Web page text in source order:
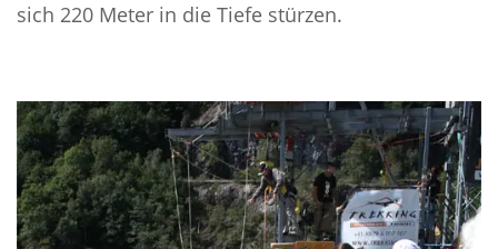
sich 220 Meter in die Tiefe stürzen.